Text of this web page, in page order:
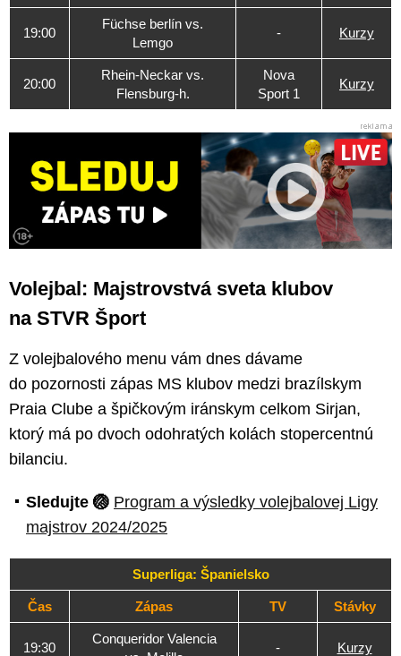
19:00
Füchse berlín vs.
Lemgo
- Kurzy
20:00
Rhein-Neckar vs.
Flensburg-h.
Nova
Sport 1
Kurzy
Volejbal: Majstrovstvá sveta klubov
na STVR Šport
Z volejbalového menu vám dnes dávame
do pozornosti zápas MS klubov medzi brazílskym
Praia Clube a špičkovým iránskym celkom Sirjan,
ktorý má po dvoch odohratých kolách stopercentnú
bilanciu.
Sledujte 🏐 Program a výsledky volejbalovej Ligy
majstrov 2024/2025
Superliga: Španielsko
Čas Zápas TV Stávky
19:30
Conqueridor Valencia
- Kurzy